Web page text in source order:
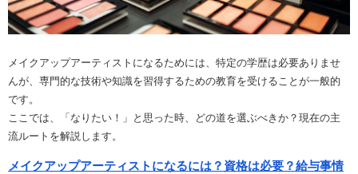
メイクアップアーティストになるためには、特定の学歴は必要ありませ
んが、専門的な技術や知識を習得するための教育を受けることが一般的
です。
ここでは、「なりたい！」と思った時、どの道を選ぶべきか？現在の主
流ルートを解説します。
メイクアップアーティストになるには？資格は必要？給与事情